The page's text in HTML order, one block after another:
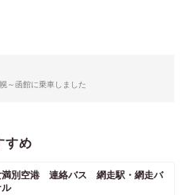
～函館に乗車しました
すめ
満別空港 連絡バス 網走駅・網走バ
ル